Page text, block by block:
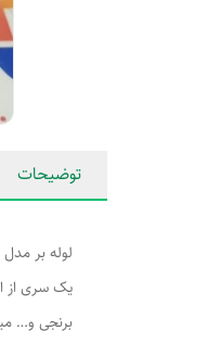
توضیحات
لوله بر مدل CT-319
یک سری از
برنجی و…